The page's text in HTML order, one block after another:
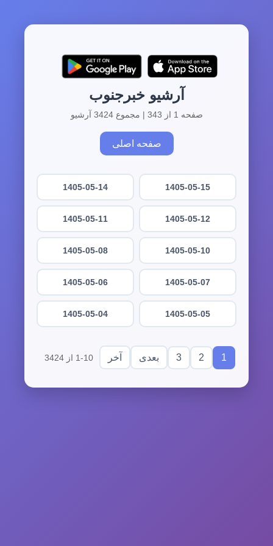
آرشیو خبرجنوب
صفحه 1 از 343 | مجموع 3424 آرشیو
صفحه اصلی
1405-05-15
1405-05-14
1405-05-12
1405-05-11
1405-05-10
1405-05-08
1405-05-07
1405-05-06
1405-05-05
1405-05-04
1
2
3 بعدی آخر 1-10 از 3424